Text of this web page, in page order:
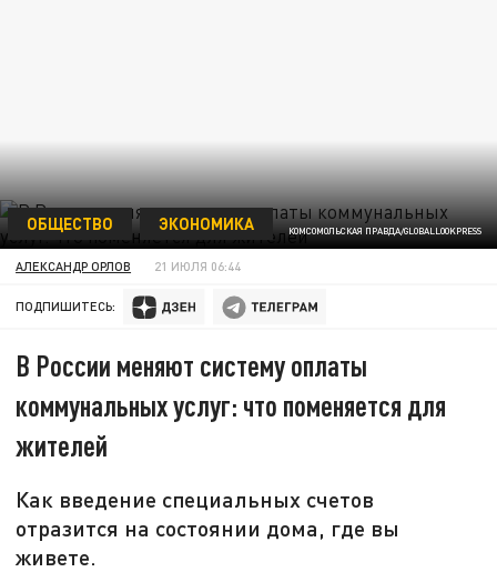
КОМСОМОЛЬСКАЯ ПРАВДА/GLOBALLOOKPRESS
ОБЩЕСТВО ЭКОНОМИКА
АЛЕКСАНДР ОРЛОВ 21 ИЮЛЯ 06:44
ПОДПИШИТЕСЬ:
В России меняют систему оплаты
коммунальных услуг: что поменяется для
жителей
Как введение специальных счетов
отразится на состоянии дома, где вы
живете.